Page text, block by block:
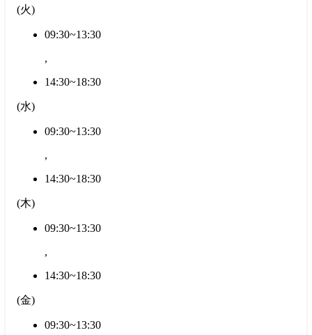
(火)
09:30~13:30
,
14:30~18:30
(水)
09:30~13:30
,
14:30~18:30
(木)
09:30~13:30
,
14:30~18:30
(金)
09:30~13:30